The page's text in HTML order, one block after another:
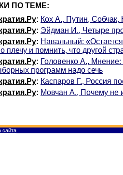
ПО ТЕМЕ:
: Кох А., Путин,
: Эйдман И., Четыре
: Навальный: «Остается
плечу и помнить, что другой
: Головенко А., Мнение:
программ надо сечь
: Каспаров Г., Россия
: Мовчан А., Почему не
сайта